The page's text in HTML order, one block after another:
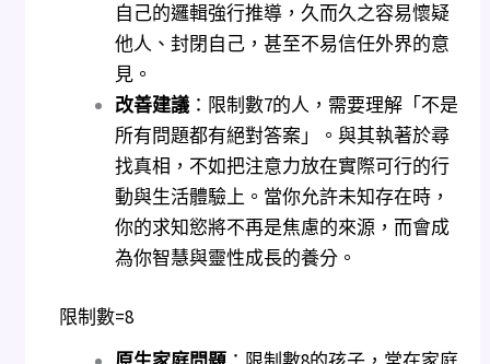
自己的邏輯強行推導，久而久之容易懷疑
他人、封閉自己，甚至不易信任外界的意
見。
改善建議：限制數7的人，需要理解「不是
所有問題都有絕對答案」。與其執著於尋
找真相，不如把注意力放在實際可行的行
動與生活體驗上。當你允許未知存在時，
你的求知慾將不再是焦慮的來源，而會成
為你智慧與靈性成長的養分。
限制數=8